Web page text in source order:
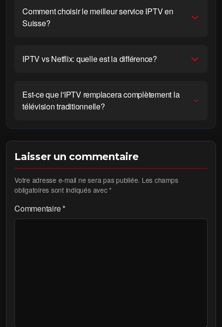
Comment choisir le meilleur service IPTV en
Suisse?
IPTV vs Netflix: quelle est la différence?
Est-ce que l'IPTV remplacera complètement la
télévision traditionnelle?
Laisser un commentaire
Votre adresse e-mail ne sera pas publiée. Les champs
obligatoires sont indiqués avec*
Commentaire*